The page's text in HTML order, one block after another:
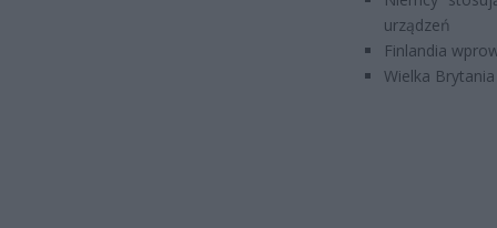
urządzeń
Finlandia
Wielka